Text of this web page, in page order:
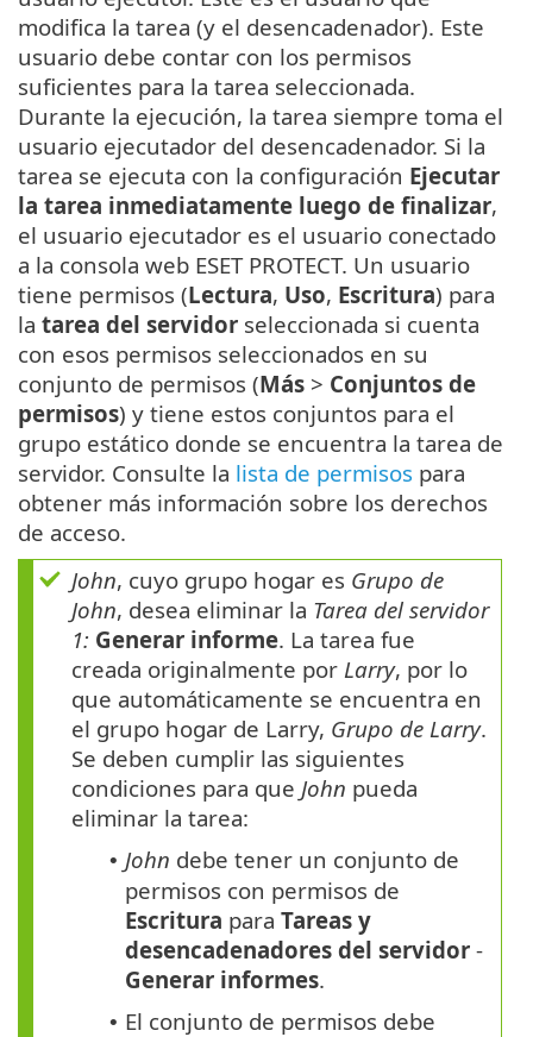
modifica la tarea (y el desencadenador). Este
usuario debe contar con los permisos
suficientes para la tarea seleccionada.
Durante la ejecución, la tarea siempre toma el
usuario ejecutador del desencadenador. Si la
tarea se ejecuta con la configuración Ejecutar
la tarea inmediatamente luego de finalizar,
el usuario ejecutador es el usuario conectado
a la consola web ESET PROTECT. Un usuario
tiene permisos (Lectura, Uso, Escritura) para
la tarea del servidor seleccionada si cuenta
con esos permisos seleccionados en su
conjunto de permisos (Más > Conjuntos de
permisos) y tiene estos conjuntos para el
grupo estático donde se encuentra la tarea de
servidor. Consulte la lista de permisos para
obtener más información sobre los derechos
de acceso.
John, cuyo grupo hogar es Grupo de
John, desea eliminar la Tarea del servidor
1: Generar informe. La tarea fue
creada originalmente por Larry, por lo
que automáticamente se encuentra en
el grupo hogar de Larry, Grupo de Larry.
Se deben cumplir las siguientes
condiciones para que John pueda
eliminar la tarea:
• John debe tener un conjunto de
permisos con permisos de
Escritura para Tareas y
desencadenadores del servidor -
Generar informes.
• El conjunto de permisos debe